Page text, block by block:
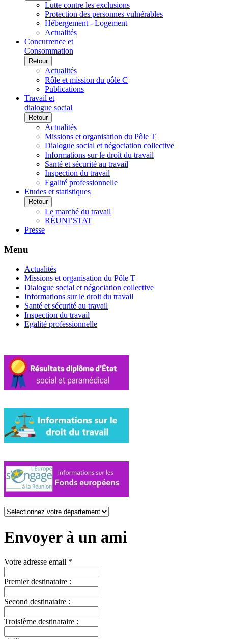
Lutte contre les exclusions
Protection des personnes vulnérables
Hébergement - Logement
Actualités
Concurrence et
Consommation
Retour
Actualités
Rôle et mission du pôle C
Publications
Travail et
dialogue social
Retour
Actualités
Missions et organisation du Pôle T
Dialogue social et négociation collective
Informations sur le droit du travail
Santé et sécurité au travail
Inspection du travail
Egalité professionnelle
Etudes et statistiques
Retour
Le marché du travail
RÉUNI’STAT
Presse
Menu
Actualités
Missions et organisation du Pôle T
Dialogue social et négociation collective
Informations sur le droit du travail
Santé et sécurité au travail
Inspection du travail
Egalité professionnelle
Envoyer à un ami
Votre adresse email *
Premier destinataire :
Second destinataire :
Trois!ème destinataire :